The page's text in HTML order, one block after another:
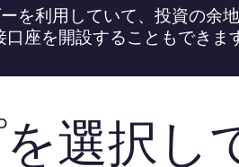
を利用していて、投資の余
座を開設することもできま
選択し